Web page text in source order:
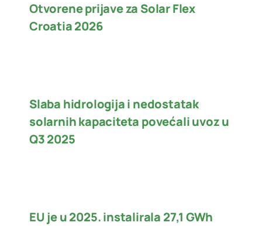
Otvorene prijave za Solar Flex
Croatia 2026
Slaba hidrologija i nedostatak
solarnih kapaciteta povećali uvoz u
Q3 2025
EU je u 2025. instalirala 27,1 GWh